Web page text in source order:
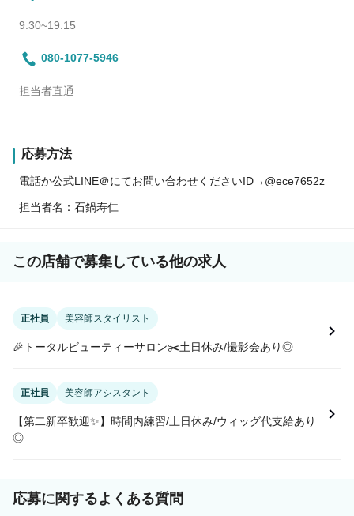
9:30~19:15
080-1077-5946
担当者直通
応募方法
電話か公式LINE＠にてお問い合わせくださいID→@ece7652z
担当者名：石鍋寿仁
この店舗で募集している他の求人
正社員 美容師スタイリスト
🎉トータルビューティーサロン✂️土日休み/撮影会あり◎
正社員 美容師アシスタント
【第二新卒歓迎✨】時間内練習/土日休み/ウィッグ代支給あり
◎
応募に関するよくある質問